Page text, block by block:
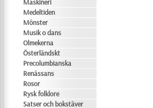
Maskineri
Medeltiden
Mönster
Musik o dans
Olmekerna
Österländskt
Precolumbianska
Renässans
Rosor
Rysk folklore
Satser och bokstäver